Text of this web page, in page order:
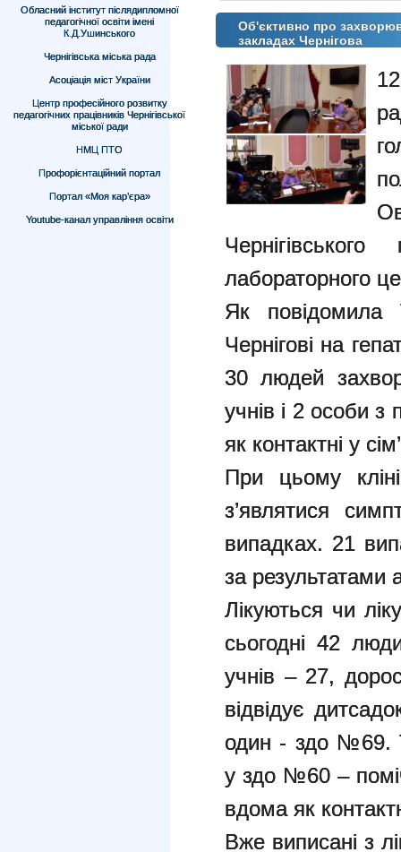
Обласний інститут післядипломної
педагогічної освіти імені
К.Д.Ушинського
Чернігівська міська рада
Асоціація міст України
Центр професійного розвитку
педагогічних працівників Чернігівської
міської ради
НМЦ ПТО
Профорієнтаційний портал
Портал «Моя кар’єра»
Youtube-канал управління освіти
Об'єктивно про
закладах Чернігова
лабораторного
Як повідомила
Чернігові на
30 людей
учнів і 2 особи з
як контактні у
При цьому
з’являтися
випадках. 21
за результатами
Лікуються чи
сьогодні 42
учнів – 27,
відвідує
один - здо №69.
у здо №60 –
вдома як
Вже виписані з